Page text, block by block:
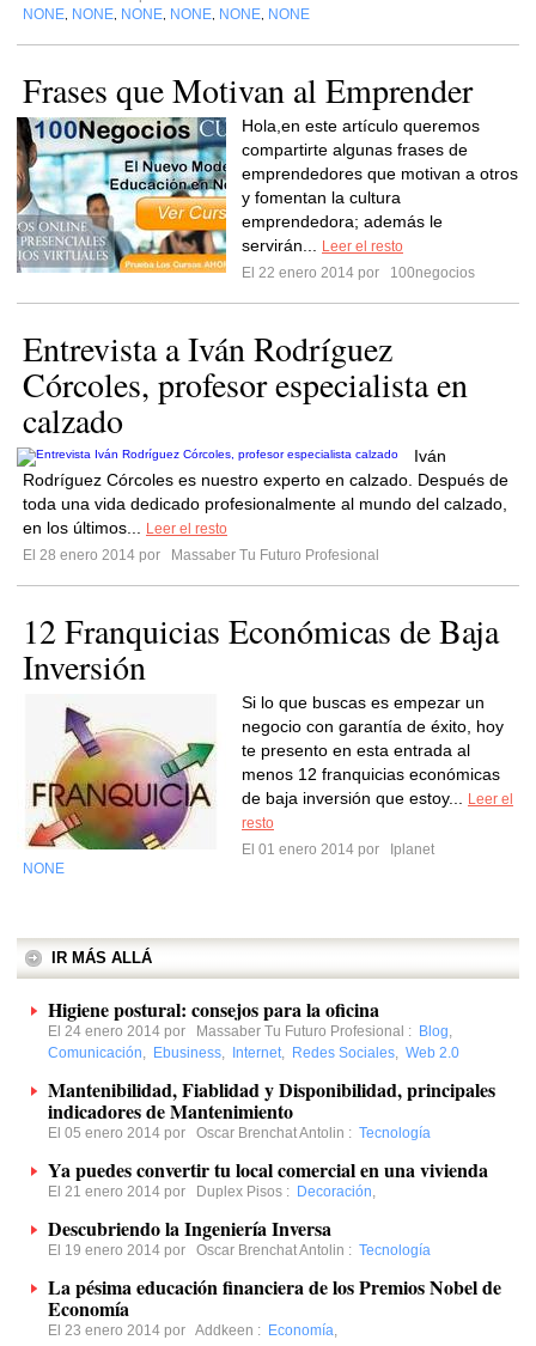
NONE NONE NONE NONE NONE NONE
Frases que Motivan al Emprender
Hola,en este artículo queremos
compartirte algunas frases de
emprendedores que motivan a otros
y fomentan la cultura
emprendedora; además le
servirán...
Leer el resto
El 22 enero 2014 por
100negocios
Entrevista a Iván Rodríguez
Córcoles, profesor especialista en
calzado
Iván
Rodríguez Córcoles es nuestro experto en calzado. Después de
toda una vida dedicado profesionalmente al mundo del calzado,
en los últimos...
Leer el resto
El 28 enero 2014 por
Massaber Tu Futuro Profesional
12 Franquicias Económicas de Baja
Inversión
Si lo que buscas es empezar un
negocio con garantía de éxito, hoy
te presento en esta entrada al
menos 12 franquicias económicas
de baja inversión que estoy...
Leer el
resto
El 01 enero 2014 por
Iplanet
NONE
IR MÁS ALLÁ
Higiene postural: consejos para la oficina
El 24 enero 2014 por Massaber Tu Futuro Profesional : Blog,
Comunicación, Ebusiness, Internet, Redes Sociales, Web 2.0
Mantenibilidad, Fiablidad y Disponibilidad, principales
indicadores de Mantenimiento
El 05 enero 2014 por Oscar Brenchat Antolin : Tecnología
Ya puedes convertir tu local comercial en una vivienda
El 21 enero 2014 por Duplex Pisos : Decoración,
Descubriendo la Ingeniería Inversa
El 19 enero 2014 por Oscar Brenchat Antolin : Tecnología
La pésima educación financiera de los Premios Nobel de
Economía
El 23 enero 2014 por Addkeen : Economía,